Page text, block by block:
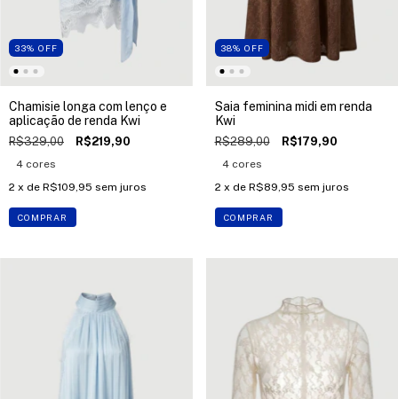
33% OFF
Chamisie longa com lenço e
aplicação de renda Kwi
R$329,00 R$219,90
4 cores
2 x de R$109,95 sem juros
COMPRAR
38% OFF
Saia feminina midi em renda
Kwi
R$289,00 R$179,90
4 cores
2 x de R$89,95 sem juros
COMPRAR